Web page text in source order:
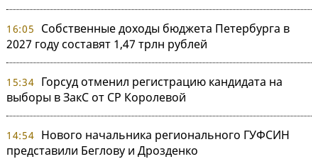
16:05
Собственные доходы бюджета Петербурга в
2027 году составят 1,47 трлн рублей
15:34 Горсуд отменил регистрацию кандидата на
выборы в ЗакС от СР Королевой
14:54 Нового начальника регионального ГУФСИН
представили Беглову и Дрозденко